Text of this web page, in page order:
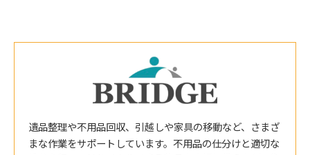
遺品整理や不用品回収、引越しや家具の移動など、さまざ
まな作業をサポートしています。不用品の仕分けと適切な